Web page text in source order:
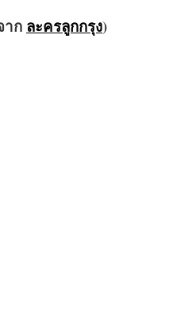
าก ละครลูกกรุง)